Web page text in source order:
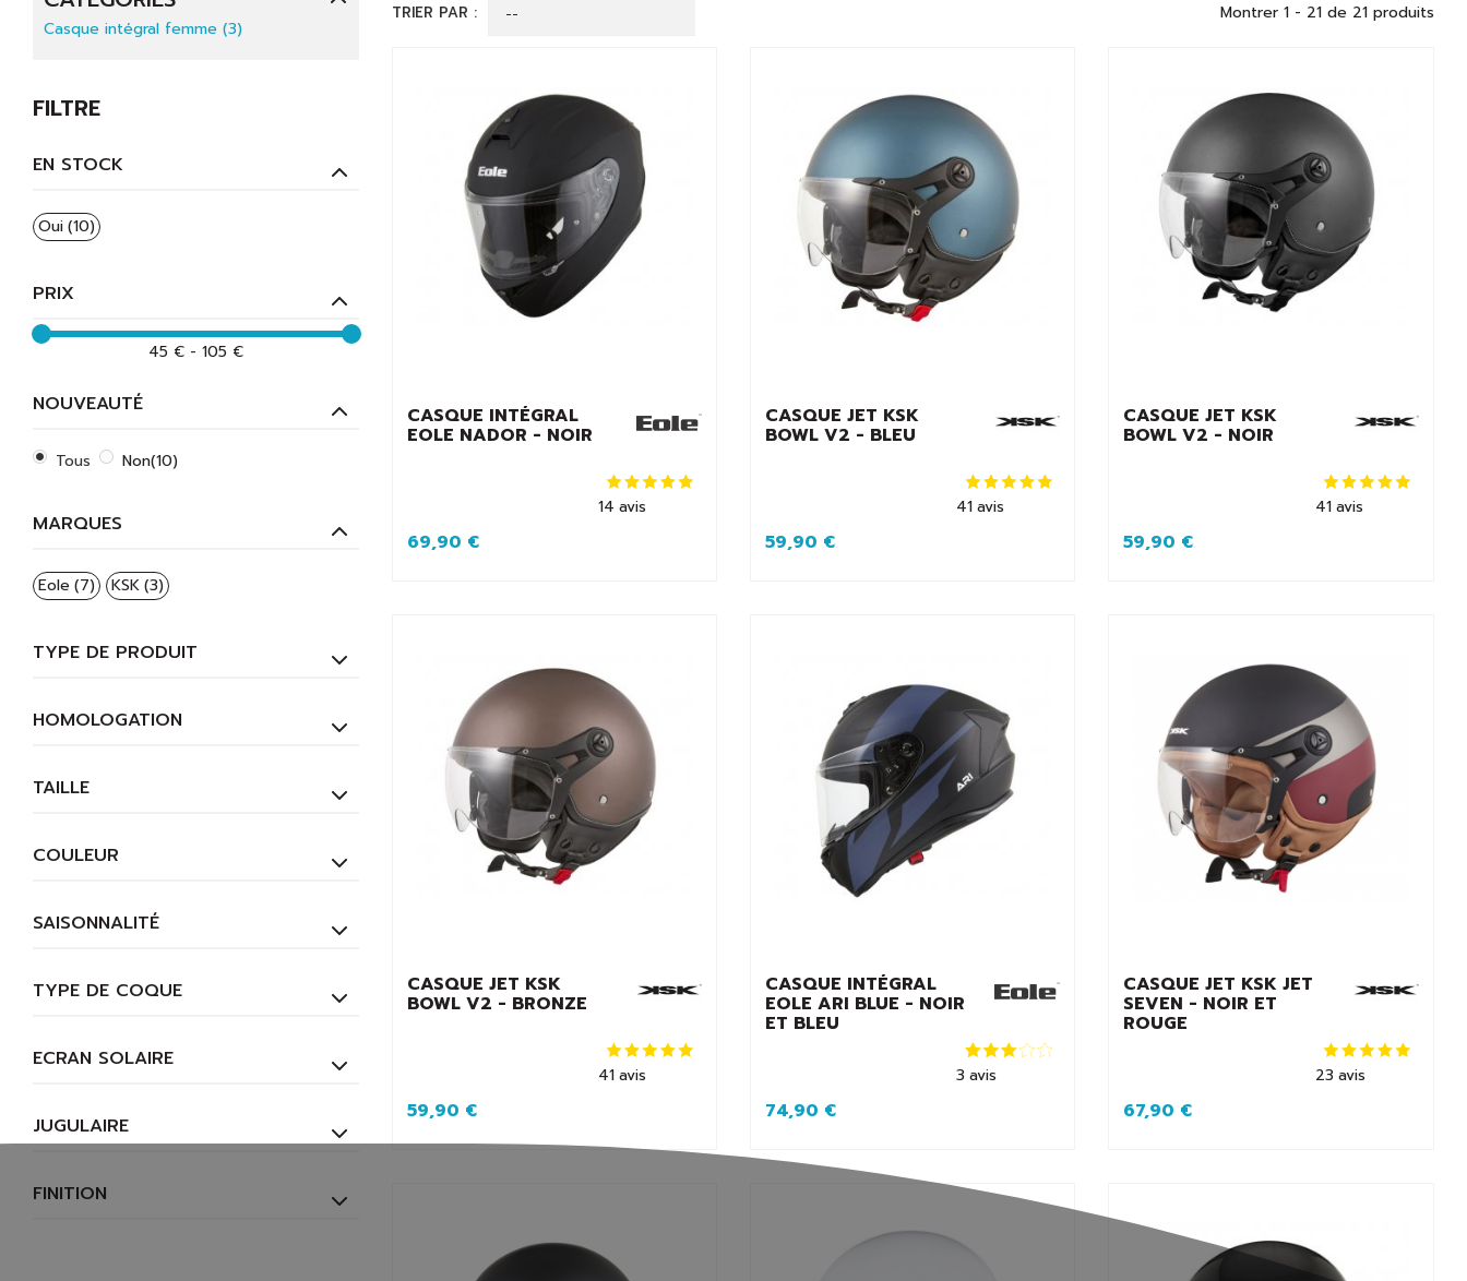
Casque intégral femme (3)
FILTRE
EN STOCK
Oui(10)
PRIX
45 € - 105 €
NOUVEAUTÉ
Tous Non(10)
MARQUES
Eole(7) KSK(3)
TYPE DE PRODUIT
HOMOLOGATION
TAILLE
COULEUR
SAISONNALITÉ
TYPE DE COQUE
ECRAN SOLAIRE
JUGULAIRE
FINITION
TRIER PAR : -- Montrer 1 - 21 de 21 produits
CASQUE INTÉGRAL
EOLE NADOR - NOIR
14 avis
69,90 €
CASQUE JET KSK
BOWL V2 - BLEU
41 avis
59,90 €
CASQUE JET KSK
BOWL V2 - NOIR
41avis
59,90 €
CASQUE JET KSK
BOWL V2 - BRONZE
41avis
59,90 €
CASQUE INTÉGRAL
EOLE ARI BLUE - NOIR
ET BLEU
3 avis
74,90 €
CASQUE JET KSK JET
SEVEN - NOIR ET
ROUGE
23 avis
67,90 €